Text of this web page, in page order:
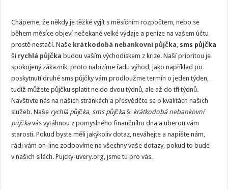
Chápeme, že někdy je těžké vyjít s měsíčním rozpočtem, nebo se
během měsíce objeví nečekané velké výdaje a peníze na vašem účtu
prostě nestačí. Naše krátkodobá nebankovní půjčka, sms půjčka
ši rychlá půjčka budou vaším východiskem z krize. Naší prioritou je
spokojený zákazník, proto nabízíme řadu výhod, jako například po
poskytnutí druhé sms půjčky vám prodloužme termín o jeden týden,
tudíž můžete půjčku splatit ne do dvou týdnů, ale až do tří týdnů.
Navštivte nás na našich stránkách a přesvědčte se o kvalitách našich
služeb. Naše rychlá půjčka,sms půjčkaši krátkodobá nebankovní
půjčka vás vytáhnou z pomyslného finančního dna a uberou vám
starosti. Pokud byste měli jakýkoliv dotaz, neváhejte a napište nám,
rádi vám on-line zodpovíme na všechny vaše dotazy, pokud to bude
v našich silách. Pujcky-uvery.org, jsme tu pro vás.